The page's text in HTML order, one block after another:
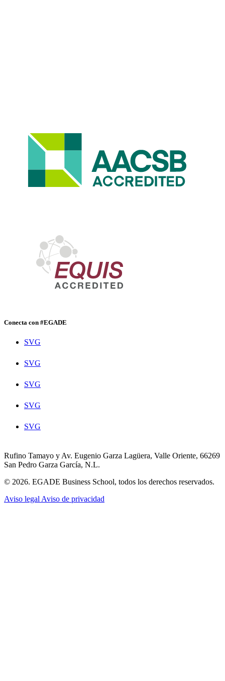
Conecta con #EGADE
SVG
SVG
SVG
SVG
SVG
Rufino Tamayo y Av. Eugenio Garza Lagüera, Valle Oriente, 66269
San Pedro Garza García, N.L.
© 2026. EGADE Business School, todos los derechos reservados.
Aviso legal Aviso de privacidad